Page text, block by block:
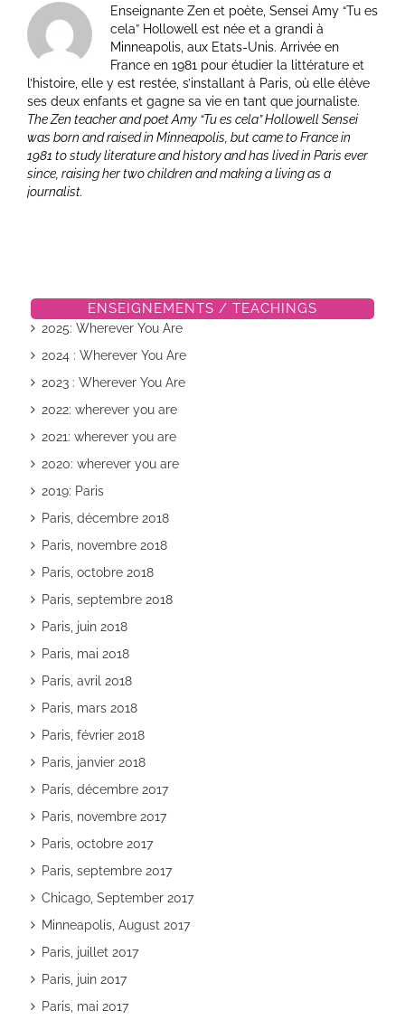
Enseignante Zen et poète, Sensei Amy “Tu es
cela” Hollowell est née et a grandi à
Minneapolis, aux Etats-Unis. Arrivée en
France en 1981 pour étudier la littérature et
l’histoire, elle y est restée, s’installant à Paris, où elle élève
ses deux enfants et gagne sa vie en tant que journaliste.
The Zen teacher and poet Amy “Tu es cela” Hollowell Sensei
was born and raised in Minneapolis, but came to France in
1981 to study literature and history and has lived in Paris ever
since, raising her two children and making a living as a
journalist.
ENSEIGNEMENTS / TEACHINGS
2025: Wherever You Are
2024 : Wherever You Are
2023 : Wherever You Are
2022: wherever you are
2021: wherever you are
2020: wherever you are
2019: Paris
Paris, décembre 2018
Paris, novembre 2018
Paris, octobre 2018
Paris, septembre 2018
Paris, juin 2018
Paris, mai 2018
Paris, avril 2018
Paris, mars 2018
Paris, février 2018
Paris, janvier 2018
Paris, décembre 2017
Paris, novembre 2017
Paris, octobre 2017
Paris, septembre 2017
Chicago, September 2017
Minneapolis, August 2017
Paris, juillet 2017
Paris, juin 2017
Paris, mai 2017